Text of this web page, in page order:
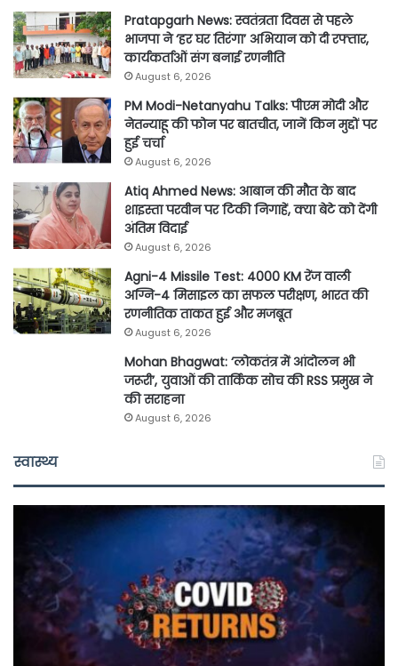
Pratapgarh News: स्वतंत्रता दिवस से पहले
भाजपा ने ‘हर घर तिरंगा’ अभियान को दी रफ्तार,
कार्यकर्ताओं संग बनाई रणनीति
August 6, 2026
PM Modi-Netanyahu Talks: पीएम मोदी और
नेतन्याहू की फोन पर बातचीत, जानें किन मुद्दों पर
हुई चर्चा
August 6, 2026
Atiq Ahmed News: आबान की मौत के बाद
शाइस्ता परवीन पर टिकी निगाहें, क्या बेटे को देंगी
अंतिम विदाई
August 6, 2026
Agni-4 Missile Test: 4000 KM रेंज वाली
अग्नि-4 मिसाइल का सफल परीक्षण, भारत की
रणनीतिक ताकत हुई और मजबूत
August 6, 2026
Mohan Bhagwat: ‘लोकतंत्र में आंदोलन भी
जरूरी’, युवाओं की तार्किक सोच की RSS प्रमुख ने
की सराहना
August 6, 2026
स्वास्थ्य